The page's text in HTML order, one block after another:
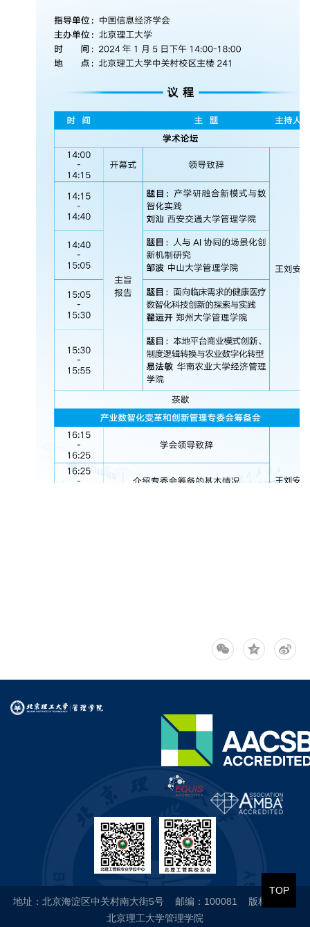
TOP
地址：北京海淀区中关村南大街5号 邮编：100081 版权所有：
北京理工大学管理学院